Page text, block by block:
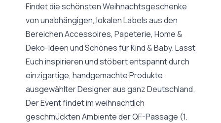
Findet die schönsten Weihnachtsgeschenke
von unabhängigen, lokalen Labels aus den
Bereichen Accessoires, Papeterie, Home &
Deko-Ideen und Schönes für Kind & Baby. Lasst
Euch inspirieren und stöbert entspannt durch
einzigartige, handgemachte Produkte
ausgewählter Designer aus ganz Deutschland.
Der Event findet im weihnachtlich
geschmückten Ambiente der QF-Passage (1.